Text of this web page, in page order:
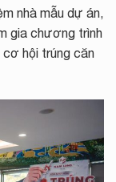
nhà mẫu dự án,
gia chương trình
cơ hội trúng căn